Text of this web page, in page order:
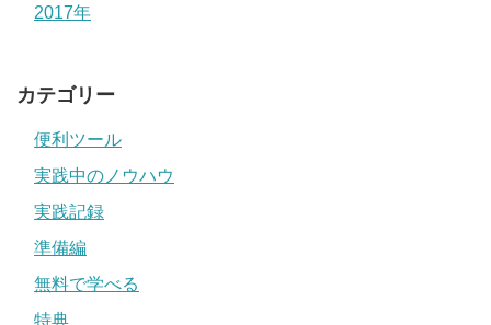
2017年
カテゴリー
便利ツール
実践中のノウハウ
実践記録
準備編
無料で学べる
特典